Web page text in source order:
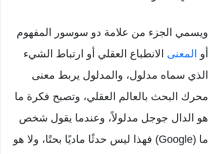
ويسمي الجزء من علامة دو سوسور المفهوم
أو المعنى الانطباع العقلي أو ارتباط الشيء
الذي سماه مدلول، والمدلول يربط معنى
محرك البحث بالعالم العقلي، وتصبح فكرة ما
هو الدال جوجل مدلولاً، وعندما يقول شخص
ما (Google) فهذا ليس حدثًا ماديًا بحتًا، ولا هو